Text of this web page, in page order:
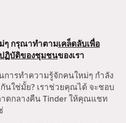
ๆ กรุณาทำตามเคล็ดลับเพื่อ
ฏิบัติของชุมชนของเรา
ารทำความรู้จักคนใหม่ๆ กำลัง
นใช่มั้ย? เราช่วยคุณได้ จะชอบ
ดกลางคืน Tinder ให้คุณแชท